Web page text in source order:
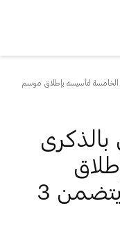
الخامسة لتأسيسه بإطلاق موسم
بالذكرى
موسم ثقافي جديد يتضمن 3